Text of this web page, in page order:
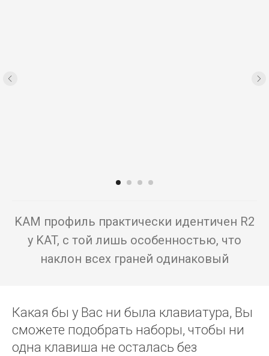
KAM профиль практически идентичен R2
у KAT, с той лишь особенностью, что
наклон всех граней одинаковый
Какая бы у Вас ни была клавиатура, Вы
сможете подобрать наборы, чтобы ни
одна клавиша не осталась без